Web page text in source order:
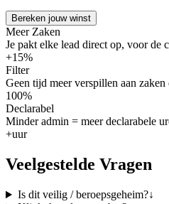
Bereken jouw winst
Meer Zaken
Je pakt elke lead direct op, voor de
+15%
Filter
Geen tijd meer verspillen aan
100%
Declarabel
Minder admin = meer declarabele
+uur
Veelgestelde Vragen
Is dit veilig / beroepsgeheim?↓